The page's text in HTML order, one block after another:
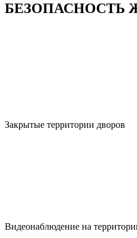
БЕЗОПАСНОСТЬ
Закрытые территории дворов
Видеонаблюдение на